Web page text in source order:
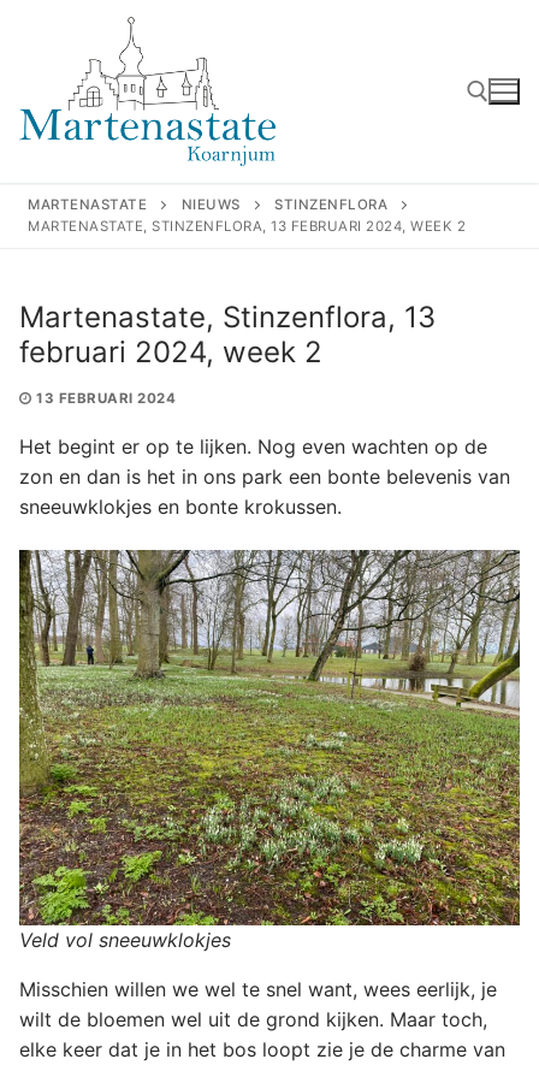
inhoud
Zoeken naar:
MARTENASTATE NIEUWS
STINZENFLORA
MARTENASTATE, STINZENFLORA, 13 FEBRUARI 2024, WEEK 2
Martenastate, Stinzenflora, 13
februari 2024, week 2
13 FEBRUARI 2024
Het begint er op te lijken. Nog even wachten op de
zon en dan is het in ons park een bonte belevenis van
sneeuwklokjes en bonte krokussen.
Veld vol sneeuwklokjes
Misschien willen we wel te snel want, wees eerlijk, je
wilt de bloemen wel uit de grond kijken. Maar toch,
elke keer dat je in het bos loopt zie je de charme van